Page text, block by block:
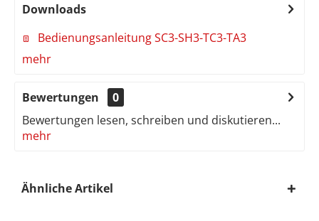
Downloads
Bedienungsanleitung SC3-SH3-TC3-TA3
mehr
Bewertungen
0
Bewertungen lesen, schreiben und diskutieren...
mehr
Ähnliche Artikel